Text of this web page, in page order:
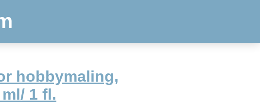
hobbymaling,
1 fl.